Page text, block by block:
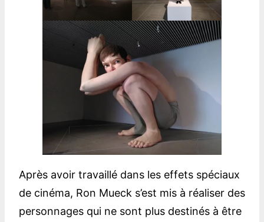
Après avoir travaillé dans les effets spéciaux
de cinéma, Ron Mueck s’est mis à réaliser des
personnages qui ne sont plus destinés à être